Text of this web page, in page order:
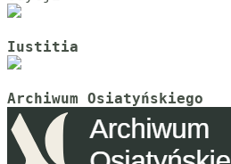
Iustitia
Archiwum Osiatyńskiego